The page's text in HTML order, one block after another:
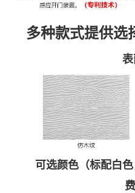
多种款式提供选
可选颜色（标配白
费